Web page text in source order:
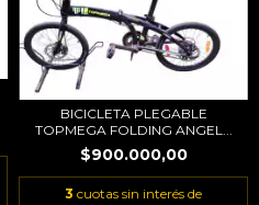
BICICLETA PLEGABLE
TOPMEGA FOLDING ANGEL...
$900.000,00
3 cuotas sin interés de